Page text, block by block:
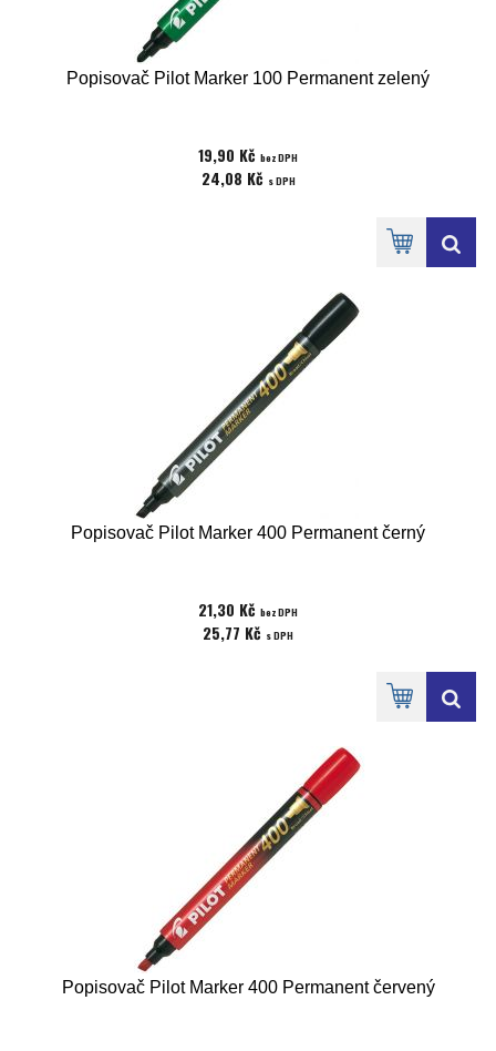
Popisovač Pilot Marker 100 Permanent zelený
19,90 Kč bez DPH
24,08 Kč s DPH
Popisovač Pilot Marker 400 Permanent černý
21,30 Kč bez DPH
25,77 Kč s DPH
Popisovač Pilot Marker 400 Permanent červený